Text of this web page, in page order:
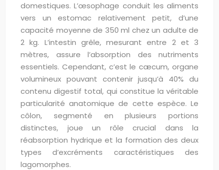
domestiques. L’œsophage conduit les aliments
vers un estomac relativement petit, d’une
capacité moyenne de 350 ml chez un adulte de
2 kg. L’intestin grêle, mesurant entre 2 et 3
mètres, assure l’absorption des nutriments
essentiels. Cependant, c’est le cæcum, organe
volumineux pouvant contenir jusqu’à 40% du
contenu digestif total, qui constitue la véritable
particularité anatomique de cette espèce. Le
côlon, segmenté en plusieurs portions
distinctes, joue un rôle crucial dans la
réabsorption hydrique et la formation des deux
types d’excréments caractéristiques des
lagomorphes.